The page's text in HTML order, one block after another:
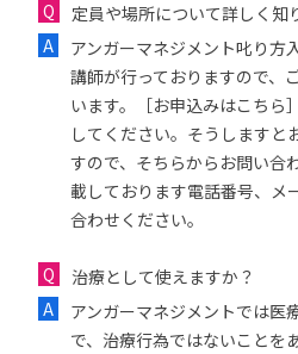
定員や場所について詳しく知
アンガーマネジメント叱り方
講師が行っておりますので、
います。［お申込みはこちら
してください。そうしますと
すので、そちらからお問い合
載しております電話番号、メ
合わせください。
治療として使えますか？
アンガーマネジメントでは医
で、治療行為ではないことを